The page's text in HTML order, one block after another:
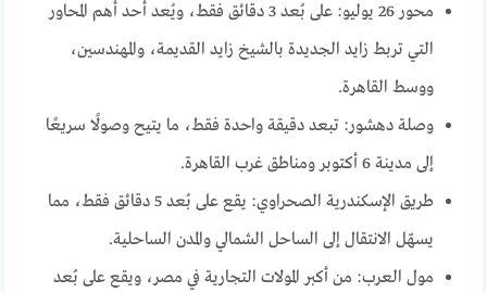
محور 26 يوليو: على بُعد 3 دقائق فقط، ويُعد أحد أهم المحاور
التي تربط زايد الجديدة بالشيخ زايد القديمة، والمهندسين،
ووسط القاهرة.
وصلة دهشور: تبعد دقيقة واحدة فقط، ما يتيح وصولًا سريعًا
إلى مدينة 6 أكتوبر ومناطق غرب القاهرة.
طريق الإسكندرية الصحراوي: يقع على بُعد 5 دقائق فقط، مما
يسهّل الانتقال إلى الساحل الشمالي والمدن الساحلية.
مول العرب: من أكبر المولات التجارية في مصر، ويقع على بُعد